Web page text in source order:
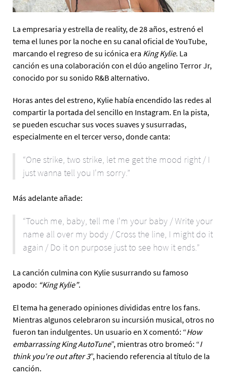
La empresaria y estrella de reality, de 28 años, estrenó el
tema el lunes por la noche en su canal oficial de YouTube,
marcando el regreso de su icónica era King Kylie. La
canción es una colaboración con el dúo angelino Terror Jr,
conocido por su sonido R&B alternativo.
Horas antes del estreno, Kylie había encendido las redes al
compartir la portada del sencillo en Instagram. En la pista,
se pueden escuchar sus voces suaves y susurradas,
especialmente en el tercer verso, donde canta:
“One strike, two strike, let me get the mood right / I
just wanna tell you I'm sorry.”
Más adelante añade:
“Touch me, baby, tell me I'm your baby / Write your
name all over my body / Cross the line, I might do it
again / Do it on purpose just to see how it ends.”
La canción culmina con Kylie susurrando su famoso
apodo: “King Kylie”.
El tema ha generado opiniones divididas entre los fans.
Mientras algunos celebraron su incursión musical, otros no
fueron tan indulgentes. Un usuario en X comentó: “How
embarrassing King AutoTune”, mientras otro bromeó: “I
think you're out after 3”, haciendo referencia al título de la
canción.